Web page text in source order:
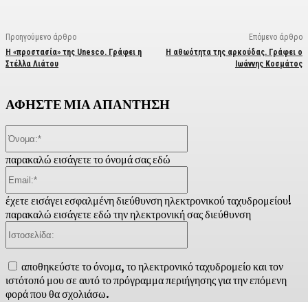
Προηγούμενο άρθρο
Η «προστασία» της Unesco. Γράφει η
Στέλλα Λιάτου
Επόμενο άρθρο
Η αθωότητα της αρκούδας. Γράφει ο
Ιωάννης Κοσμάτος
ΑΦΗΣΤΕ ΜΙΑ ΑΠΑΝΤΗΣΗ
παρακαλώ εισάγετε το όνομά σας εδώ
έχετε εισάγει εσφαλμένη διεύθυνση ηλεκτρονικού ταχυδρομείου!
παρακαλώ εισάγετε εδώ την ηλεκτρονική σας διεύθυνση
αποθηκεύστε το όνομα, το ηλεκτρονικό ταχυδρομείο και τον
ιστότοπό μου σε αυτό το πρόγραμμα περιήγησης για την επόμενη
φορά που θα σχολιάσω.